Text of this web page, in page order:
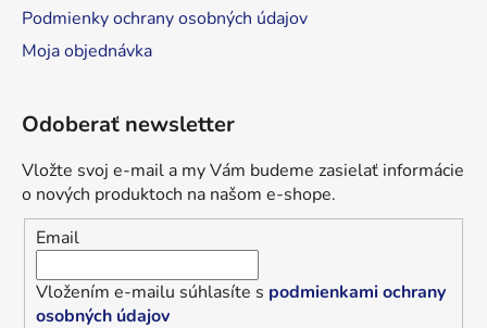
Podmienky ochrany osobných údajov
Moja objednávka
Odoberať newsletter
Vložte svoj e-mail a my Vám budeme zasielať informácie
o nových produktoch na našom e-shope.
Email
Vložením e-mailu súhlasíte s podmienkami ochrany
osobných údajov